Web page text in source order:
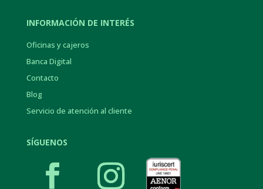
INFORMACIÓN DE INTERÉS
Oficinas y cajeros
Banca Digital
Contacto
Blog
Servicio de atención al cliente
SÍGUENOS